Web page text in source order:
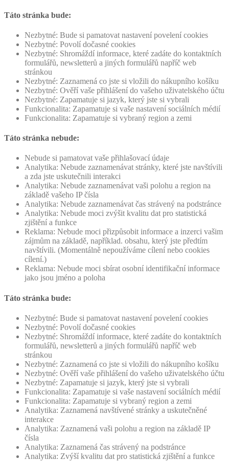
Táto stránka bude:
Nezbytné: Bude si pamatovat nastavení povelení cookies
Nezbytné: Povolí dočasné cookies
Nezbytné: Shromáždí informace, které zadáte do kontaktních
formulářů, newsletterů a jiných formulářů napříč web
stránkou
Nezbytné: Zaznamená co jste si vložili do nákupního košíku
Nezbytné: Ověří vaše přihlášení do vašeho uživatelského účtu
Nezbytné: Zapamatuje si jazyk, který jste si vybrali
Funkcionalita: Zapamatuje si vaše nastavení sociálních médií
Funkcionalita: Zapamatuje si vybraný region a zemi
Táto stránka nebude:
Nebude si pamatovat vaše přihlašovací údaje
Analytika: Nebude zaznamenávat stránky, které jste navštívili
a zda jste uskutečnili interakci
Analytika: Nebude zaznamenávat vaši polohu a region na
základě vašeho IP čísla
Analytika: Nebude zaznamenávat čas strávený na podstránce
Analytika: Nebude moci zvýšit kvalitu dat pro statistická
zjištění a funkce
Reklama: Nebude moci přizpůsobit informace a inzerci vašim
zájmům na základě, například. obsahu, který jste předtím
navštívili. (Momentálně nepoužíváme cílení nebo cookies
cílení.)
Reklama: Nebude moci sbírat osobní identifikační informace
jako jsou jméno a poloha
Táto stránka bude:
Nezbytné: Bude si pamatovat nastavení povelení cookies
Nezbytné: Povolí dočasné cookies
Nezbytné: Shromáždí informace, které zadáte do kontaktních
formulářů, newsletterů a jiných formulářů napříč web
stránkou
Nezbytné: Zaznamená co jste si vložili do nákupního košíku
Nezbytné: Ověří vaše přihlášení do vašeho uživatelského účtu
Nezbytné: Zapamatuje si jazyk, který jste si vybrali
Funkcionalita: Zapamatuje si vaše nastavení sociálních médií
Funkcionalita: Zapamatuje si vybraný region a zemi
Analytika: Zaznamená navštívené stránky a uskutečněné
interakce
Analytika: Zaznamená vaši polohu a region na základě IP
čísla
Analytika: Zaznamená čas strávený na podstránce
Analytika: Zvýší kvalitu dat pro statistická zjištění a funkce